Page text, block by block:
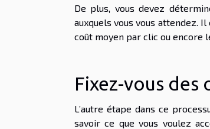
De plus, vous devez
auxquels vous vous attendez.
coût moyen par clic ou encore
Fixez-vous des
L’autre étape dans ce
savoir ce que vous voulez